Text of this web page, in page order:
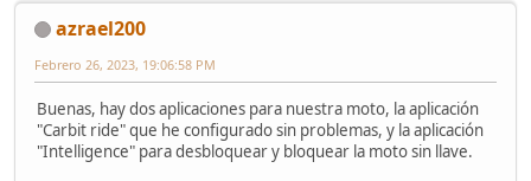
azrael200
Febrero 26, 2023, 19:06:58 PM
Buenas, hay dos aplicaciones para nuestra moto, la aplicación
"Carbit ride" que he configurado sin problemas, y la aplicación
"Intelligence" para desbloquear y bloquear la moto sin llave.